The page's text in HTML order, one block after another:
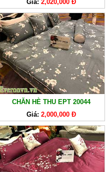
Giá: 2,020,000 Đ
CHĂN HÈ THU EPT 20044
Giá: 2,000,000 Đ